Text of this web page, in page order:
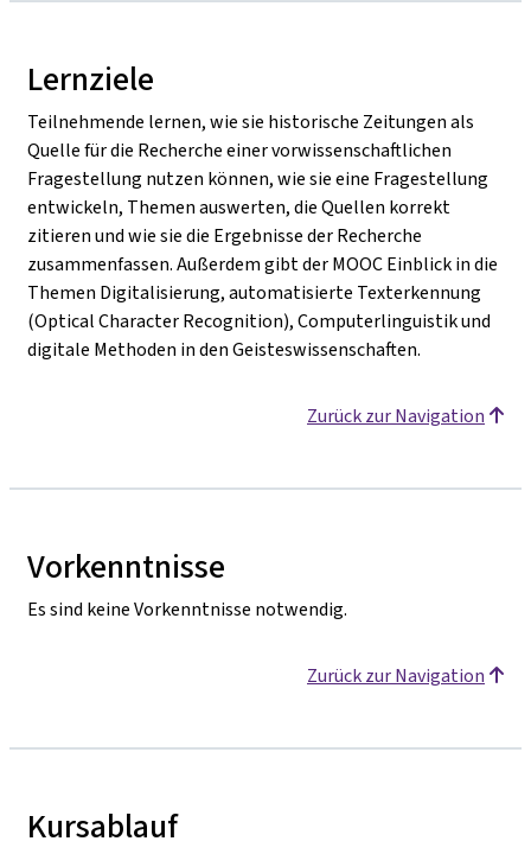
Lernziele
Teilnehmende lernen, wie sie historische Zeitungen als
Quelle für die Recherche einer vorwissenschaftlichen
Fragestellung nutzen können, wie sie eine Fragestellung
entwickeln, Themen auswerten, die Quellen korrekt
zitieren und wie sie die Ergebnisse der Recherche
zusammenfassen. Außerdem gibt der MOOC Einblick in die
Themen Digitalisierung, automatisierte Texterkennung
(Optical Character Recognition), Computerlinguistik und
digitale Methoden in den Geisteswissenschaften.
Zurück zur Navigation
Vorkenntnisse
Es sind keine Vorkenntnisse notwendig.
Zurück zur Navigation
Kursablauf